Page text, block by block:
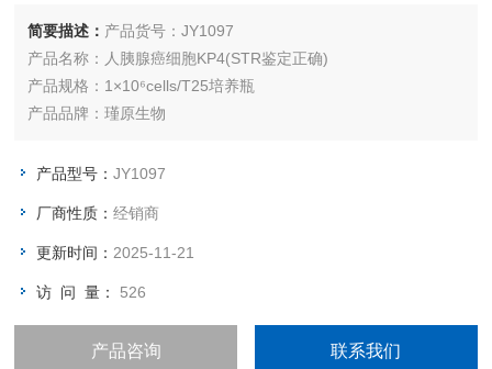
简要描述： 产品货号：JY1097
产品名称：人胰腺癌细胞KP4(STR鉴定正确)
产品规格：1×10⁶cells/T25培养瓶
产品品牌：瑾原生物
产品型号：JY1097
厂商性质：经销商
更新时间： 2025-11-21
访 问 量： 526
产品咨询 联系我们